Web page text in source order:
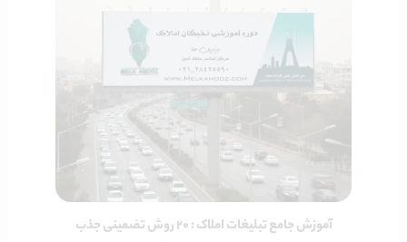
آموزش جامع تبلیغات املاک : 20 روش تضمینی جذب